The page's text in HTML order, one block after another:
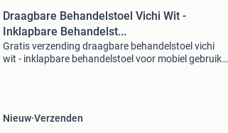
Draagbare Behandelstoel Vichi Wit -
Inklapbare Behandelst...
Gratis verzending draagbare behandelstoel vichi
wit - inklapbare behandelstoel voor mobiel gebruik
Nieuw Verzenden